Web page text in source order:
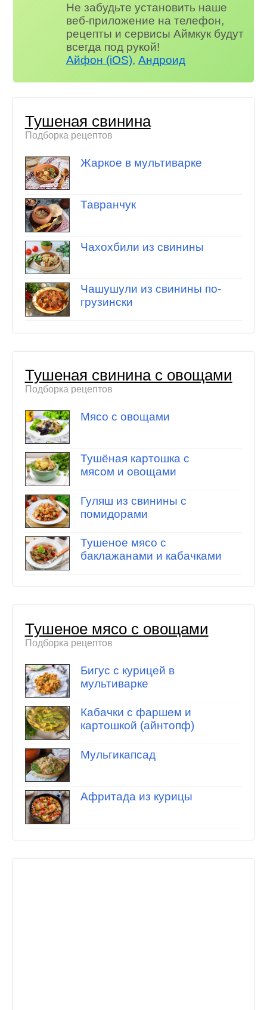
Не забудьте установить наше
веб-приложение на телефон,
рецепты и сервисы Аймкук будут
всегда под рукой!
Айфон (iOS),Андроид
Тушеная свинина
Подборка рецептов
Жаркое в мультиварке
Тавранчук
Чахохбили из свинины
Чашушули из свинины по-
грузински
Тушеная свинина с овощами
Подборка рецептов
Мясо с овощами
Тушёная картошка с
мясом и овощами
Гуляш из свинины с
помидорами
Тушеное мясо с
баклажанами и кабачками
Тушеное мясо с овощами
Подборка рецептов
Бигус с курицей в
мультиварке
Кабачки с фаршем и
картошкой (айнтопф)
Мульгикапсад
Афритада из курицы